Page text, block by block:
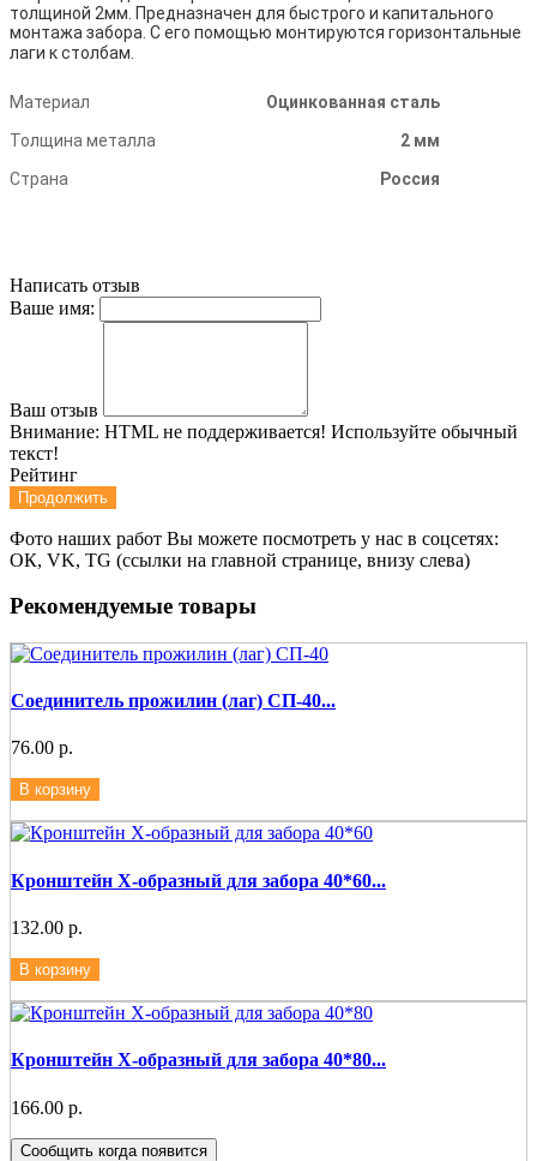
толщиной 2мм. Предназначен для быстрого и капитального
монтажа забора. С его помощью монтируются горизонтальные
лаги к столбам.
Материал
Оцинкованная сталь
Толщина металла
2 мм
Страна
Россия
Написать отзыв
Ваше имя:
Ваш отзыв
Внимание: HTML не поддерживается! Используйте обычный
текст!
Рейтинг
Продолжить
Фото наших работ Вы можете посмотреть у нас в соцсетях:
ОК, VK, TG (ссылки на главной странице, внизу слева)
Рекомендуемые товары
Соединитель прожилин (лаг) СП-40...
76.00 р.
В корзину
Кронштейн Х-образный для забора 40*60...
132.00 р.
В корзину
Кронштейн Х-образный для забора 40*80...
166.00 р.
Сообщить когда появится